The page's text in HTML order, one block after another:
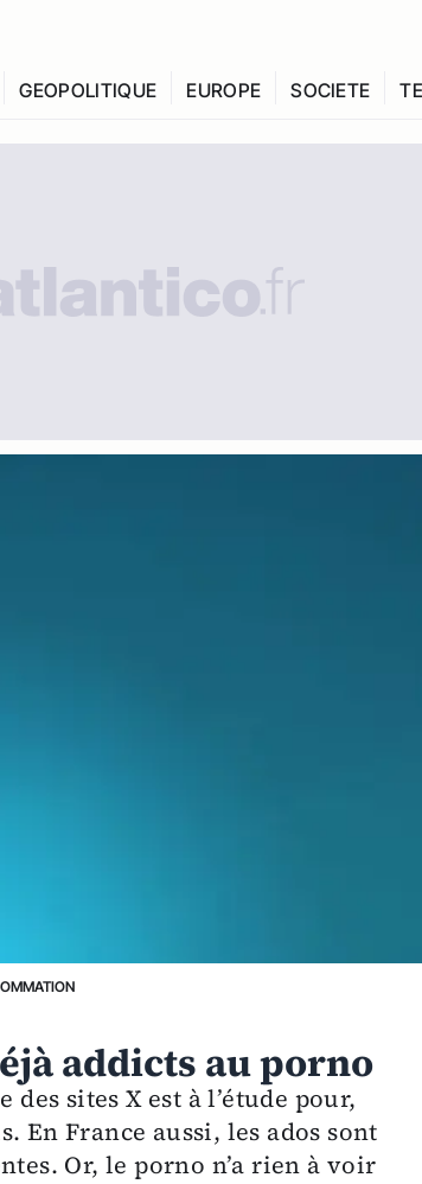
GEOPOLITIQUE EUROPE SOCIETE
addicts au porno
sites X est à l’étude pour,
En France aussi, les ados sont
Or, le porno n’a rien à voir